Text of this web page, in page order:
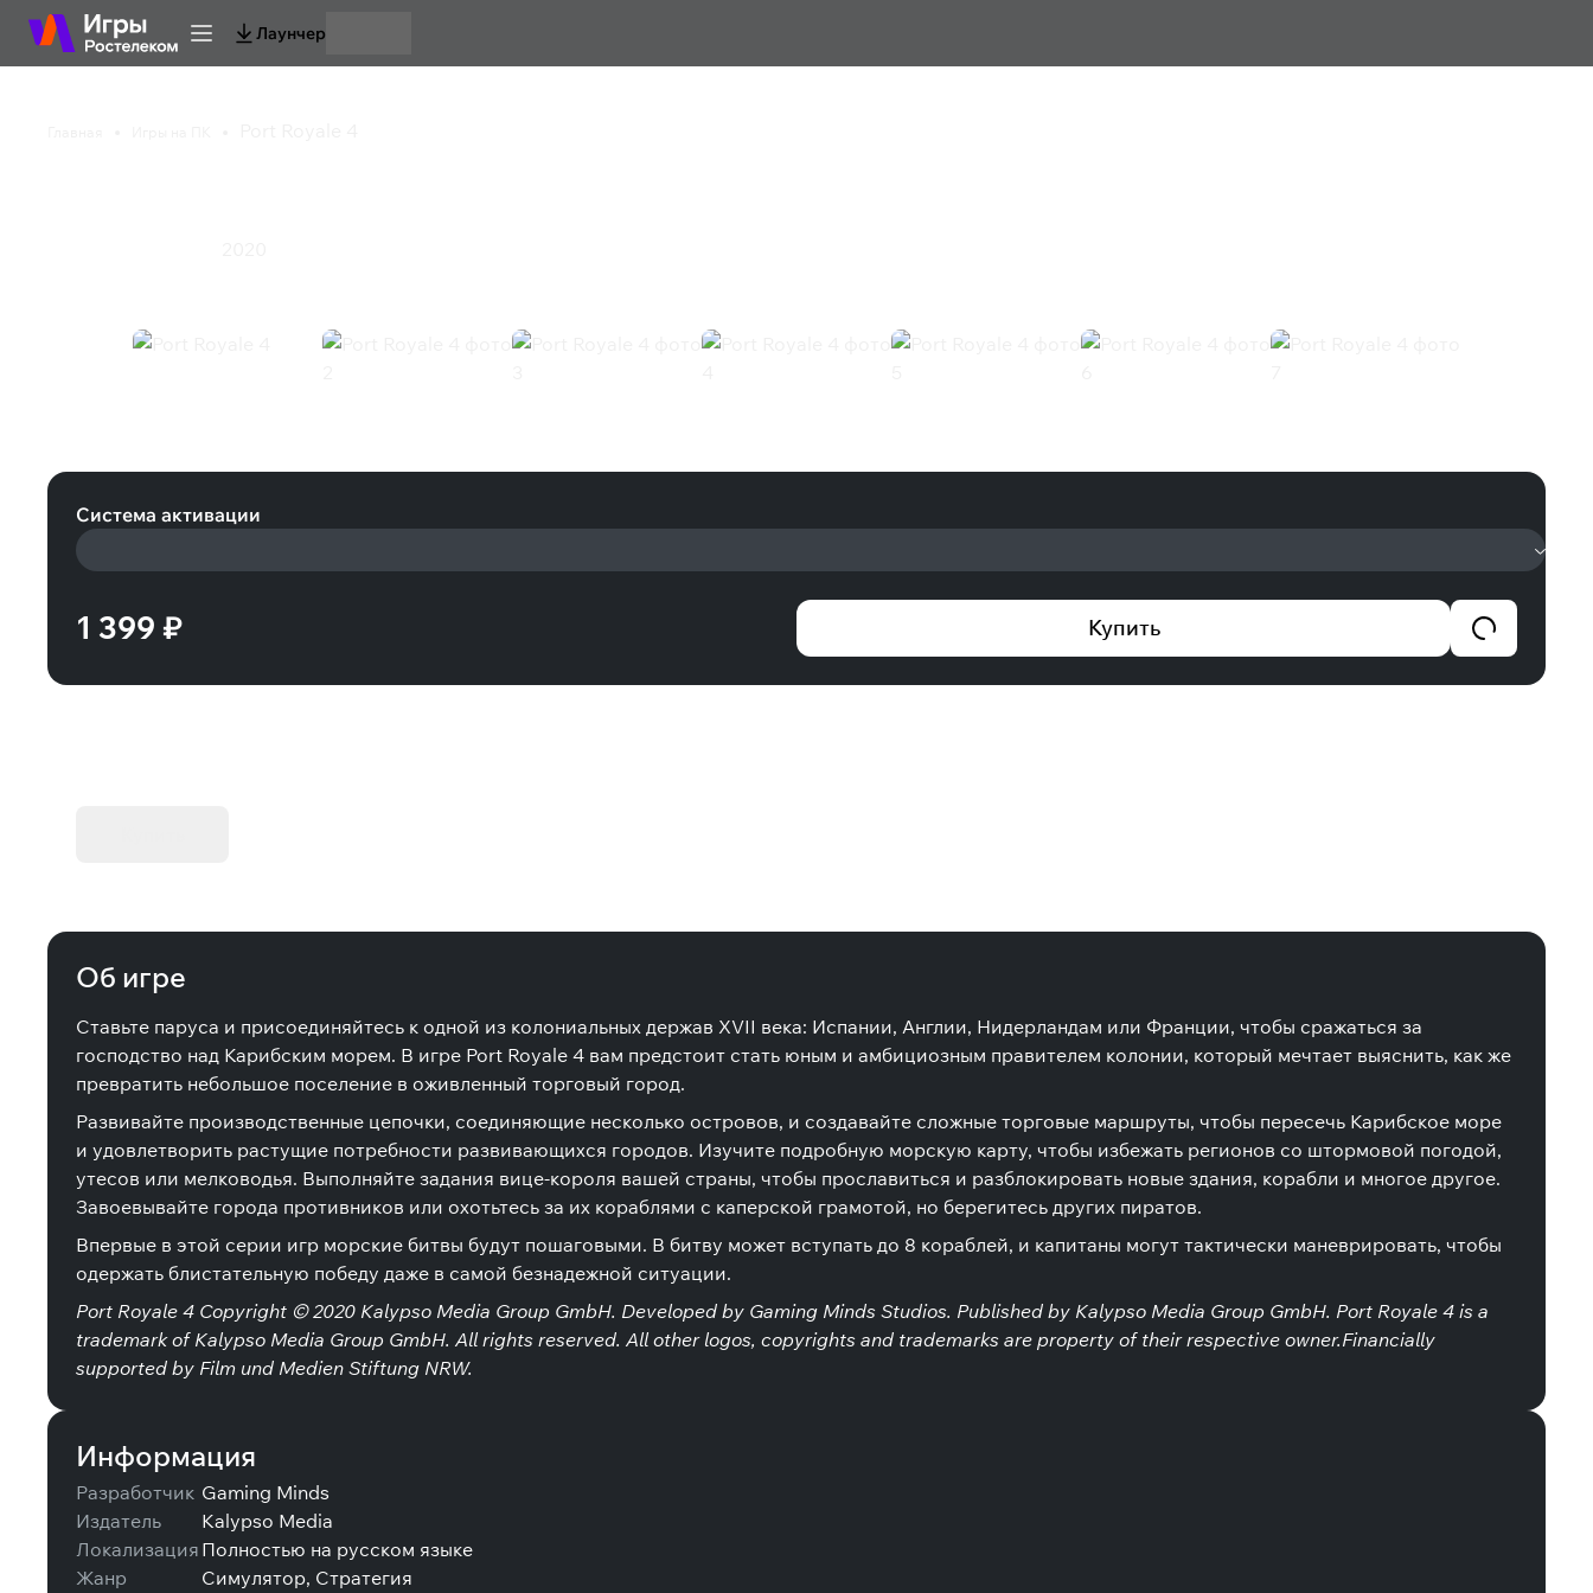
Лаунчер
Система активации
1 399 ₽ Купить
Об игре
Ставьте паруса и присоединяйтесь к одной из колониальных держав XVII века: Испании, Англии, Нидерландам или Франции, чтобы сражаться за
господство над Карибским морем. В игре Port Royale 4 вам предстоит стать юным и амбициозным правителем колонии, который мечтает выяснить, как же
превратить небольшое поселение в оживленный торговый город.
Развивайте производственные цепочки, соединяющие несколько островов, и создавайте сложные торговые маршруты, чтобы пересечь Карибское море
и удовлетворить растущие потребности развивающихся городов. Изучите подробную морскую карту, чтобы избежать регионов со штормовой погодой,
утесов или мелководья. Выполняйте задания вице-короля вашей страны, чтобы прославиться и разблокировать новые здания, корабли и многое другое.
Завоевывайте города противников или охотьтесь за их кораблями с каперской грамотой, но берегитесь других пиратов.
Впервые в этой серии игр морские битвы будут пошаговыми. В битву может вступать до 8 кораблей, и капитаны могут тактически маневрировать, чтобы
одержать блистательную победу даже в самой безнадежной ситуации.
Port Royale 4 Copyright © 2020 Kalypso Media Group GmbH. Developed by Gaming Minds Studios. Published by Kalypso Media Group GmbH. Port Royale 4 is a
trademark of Kalypso Media Group GmbH. All rights reserved. All other logos, copyrights and trademarks are property of their respective owner.Financially
supported by Film und Medien Stiftung NRW.
Информация
Разработчик Gaming Minds
Издатель
Kalypso Media
Локализация Полностью на русском языке
Жанр
Симулятор, Стратегия